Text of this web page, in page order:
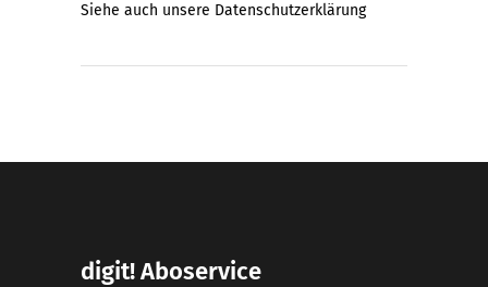
Siehe auch unsere Datenschutzerklärung
digit! Aboservice